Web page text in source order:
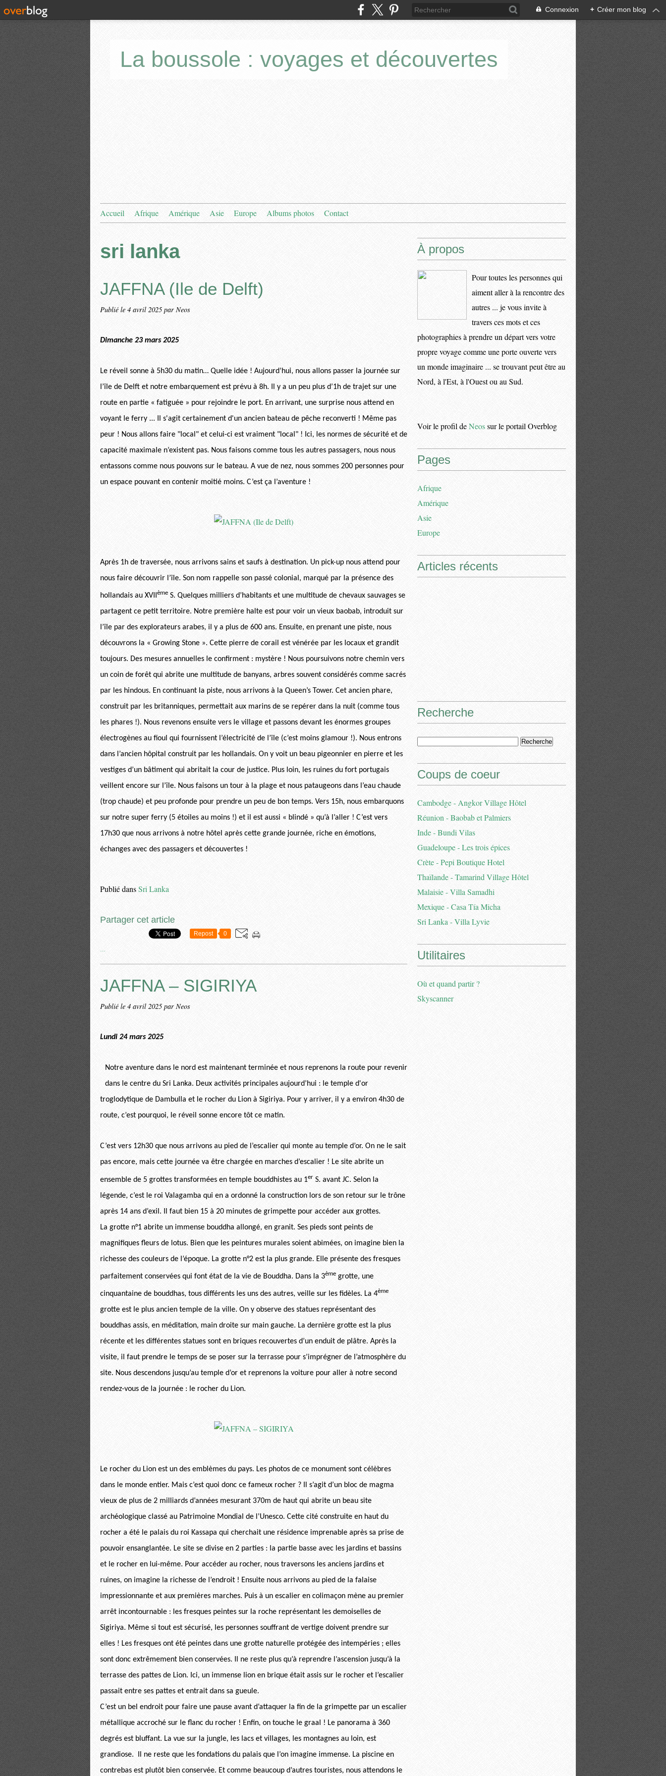
Connexion + Créer mon blog
La boussole : voyages et découvertes
Accueil Afrique Amérique Asie Europe Albums photos Contact
sri lanka
JAFFNA (Ile de Delft)
Publié le 4 avril 2025 par Neos
Dimanche 23 mars 2025
Le réveil sonne à 5h30 du matin… Quelle idée ! Aujourd’hui, nous allons passer la journée sur
l’île de Delft et notre embarquement est prévu à 8h. Il y a un peu plus d’1h de trajet sur une
route en partie « fatiguée » pour rejoindre le port. En arrivant, une surprise nous attend en
voyant le ferry ... Il s'agit certainement d'un ancien bateau de pêche reconverti ! Même pas
peur ! Nous allons faire "local" et celui-ci est vraiment "local" ! Ici, les normes de sécurité et de
capacité maximale n’existent pas. Nous faisons comme tous les autres passagers, nous nous
entassons comme nous pouvons sur le bateau. A vue de nez, nous sommes 200 personnes pour
un espace pouvant en contenir moitié moins. C’est ça l’aventure !
Après 1h de traversée, nous arrivons sains et saufs à destination. Un pick-up nous attend pour
nous faire découvrir l’île. Son nom rappelle son passé colonial, marqué par la présence des
hollandais au XVIIème S. Quelques milliers d’habitants et une multitude de chevaux sauvages se
partagent ce petit territoire. Notre première halte est pour voir un vieux baobab, introduit sur
l’île par des explorateurs arabes, il y a plus de 600 ans. Ensuite, en prenant une piste, nous
découvrons la « Growing Stone ». Cette pierre de corail est vénérée par les locaux et grandit
toujours. Des mesures annuelles le confirment : mystère ! Nous poursuivons notre chemin vers
un coin de forêt qui abrite une multitude de banyans, arbres souvent considérés comme sacrés
par les hindous. En continuant la piste, nous arrivons à la Queen’s Tower. Cet ancien phare,
construit par les britanniques, permettait aux marins de se repérer dans la nuit (comme tous
les phares !). Nous revenons ensuite vers le village et passons devant les énormes groupes
électrogènes au fioul qui fournissent l’électricité de l’île (c’est moins glamour !). Nous entrons
dans l’ancien hôpital construit par les hollandais. On y voit un beau pigeonnier en pierre et les
vestiges d’un bâtiment qui abritait la cour de justice. Plus loin, les ruines du fort portugais
veillent encore sur l’île. Nous faisons un tour à la plage et nous pataugeons dans l’eau chaude
(trop chaude) et peu profonde pour prendre un peu de bon temps. Vers 15h, nous embarquons
sur notre super ferry (5 étoiles au moins !) et il est aussi « blindé » qu’à l’aller ! C’est vers
17h30 que nous arrivons à notre hôtel après cette grande journée, riche en émotions,
échanges avec des passagers et découvertes !
Publié dansSri Lanka
Partager cet article
Repost 0
…
JAFFNA – SIGIRIYA
Publié le 4 avril 2025 par Neos
Lundi 24 mars 2025
Notre aventure dans le nord est maintenant terminée et nous reprenons la route pour revenir
dans le centre du Sri Lanka. Deux activités principales aujourd’hui : le temple d'or
troglodytique de Dambulla et le rocher du Lion à Sigiriya. Pour y arriver, il y a environ 4h30 de
route, c’est pourquoi, le réveil sonne encore tôt ce matin.
C’est vers 12h30 que nous arrivons au pied de l’escalier qui monte au temple d’or. On ne le sait
pas encore, mais cette journée va être chargée en marches d’escalier ! Le site abrite un
ensemble de 5 grottes transformées en temple bouddhistes au 1er S. avant JC. Selon la
légende, c’est le roi Valagamba qui en a ordonné la construction lors de son retour sur le trône
après 14 ans d’exil. Il faut bien 15 à 20 minutes de grimpette pour accéder aux grottes.
La grotte n°1 abrite un immense bouddha allongé, en granit. Ses pieds sont peints de
magnifiques fleurs de lotus. Bien que les peintures murales soient abimées, on imagine bien la
richesse des couleurs de l’époque. La grotte n°2 est la plus grande. Elle présente des fresques
parfaitement conservées qui font état de la vie de Bouddha. Dans la 3ème grotte, une
cinquantaine de bouddhas, tous différents les uns des autres, veille sur les fidèles. La 4ème
grotte est le plus ancien temple de la ville. On y observe des statues représentant des
bouddhas assis, en méditation, main droite sur main gauche. La dernière grotte est la plus
récente et les différentes statues sont en briques recouvertes d’un enduit de plâtre. Après la
visite, il faut prendre le temps de se poser sur la terrasse pour s’imprégner de l’atmosphère du
site. Nous descendons jusqu’au temple d’or et reprenons la voiture pour aller à notre second
rendez-vous de la journée : le rocher du Lion.
Le rocher du Lion est un des emblèmes du pays. Les photos de ce monument sont célèbres
dans le monde entier. Mais c’est quoi donc ce fameux rocher ? Il s’agit d’un bloc de magma
vieux de plus de 2 milliards d’années mesurant 370m de haut qui abrite un beau site
archéologique classé au Patrimoine Mondial de l’Unesco. Cette cité construite en haut du
rocher a été le palais du roi Kassapa qui cherchait une résidence imprenable après sa prise de
pouvoir ensanglantée. Le site se divise en 2 parties : la partie basse avec les jardins et bassins
et le rocher en lui-même. Pour accéder au rocher, nous traversons les anciens jardins et
ruines, on imagine la richesse de l’endroit ! Ensuite nous arrivons au pied de la falaise
impressionnante et aux premières marches. Puis à un escalier en colimaçon mène au premier
arrêt incontournable : les fresques peintes sur la roche représentant les demoiselles de
Sigiriya. Même si tout est sécurisé, les personnes souffrant de vertige doivent prendre sur
elles ! Les fresques ont été peintes dans une grotte naturelle protégée des intempéries ; elles
sont donc extrêmement bien conservées. Il ne reste plus qu’à reprendre l’ascension jusqu’à la
terrasse des pattes de Lion. Ici, un immense lion en brique était assis sur le rocher et l’escalier
passait entre ses pattes et entrait dans sa gueule.
C’est un bel endroit pour faire une pause avant d’attaquer la fin de la grimpette par un escalier
métallique accroché sur le flanc du rocher ! Enfin, on touche le graal ! Le panorama à 360
degrés est bluffant. La vue sur la jungle, les lacs et villages, les montagnes au loin, est
grandiose. Il ne reste que les fondations du palais que l’on imagine immense. La piscine en
contrebas est plutôt bien conservée. Et comme beaucoup d’autres touristes, nous attendons le
À propos
Pour toutes les personnes qui
aiment aller à la rencontre des
autres ... je vous invite à
travers ces mots et ces
photographies à prendre un départ vers votre
propre voyage comme une porte ouverte vers
un monde imaginaire ... se trouvant peut être au
Nord, à l'Est, à l'Ouest ou au Sud.
Voir le profil deNeossur le portail Overblog
Pages
Afrique
Amérique
Asie
Europe
Articles récents
Recherche
Coups de coeur
Cambodge - Angkor Village Hôtel
Réunion - Baobab et Palmiers
Inde - Bundi Vilas
Guadeloupe - Les trois épices
Crète - Pepi Boutique Hotel
Thaïlande - Tamarind Village Hôtel
Malaisie - Villa Samadhi
Mexique - Casa Tía Micha
Sri Lanka - Villa Lyvie
Utilitaires
Où et quand partir ?
Skyscanner